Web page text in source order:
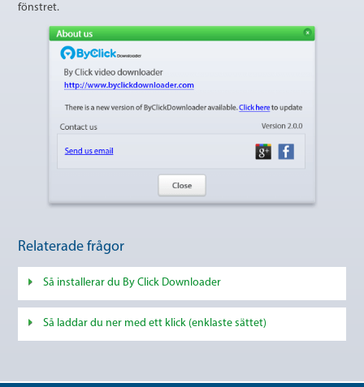
fönstret.
Relaterade frågor
Så installerar du By Click Downloader
Så laddar du ner med ett klick (enklaste sättet)